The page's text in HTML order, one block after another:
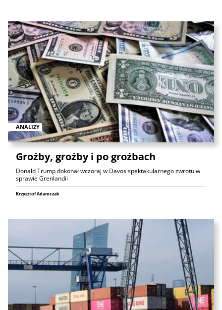
ANALIZY
Groźby, groźby i po groźbach
Donald Trump dokonał wczoraj w Davos spektakularnego zwrotu w
sprawie Grenlandii
Krzysztof Adamczak